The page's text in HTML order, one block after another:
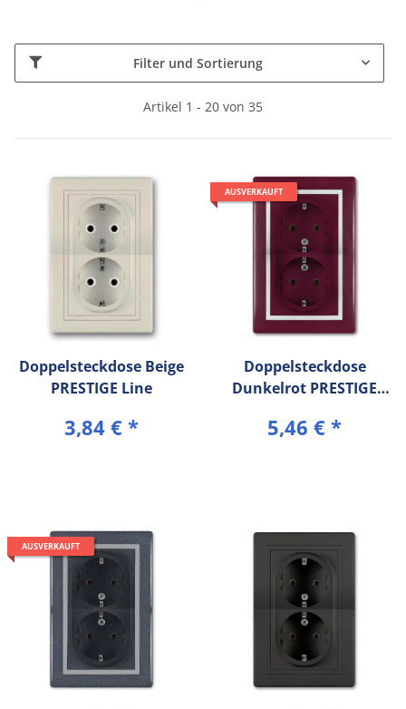
Filter und Sortierung
Artikel 1 - 20 von 35
Doppelsteckdose Beige
PRESTIGE Line
3,84 € *
AUSVERKAUFT
Doppelsteckdose
Dunkelrot PRESTIGE
5,46 € *
AUSVERKAUFT